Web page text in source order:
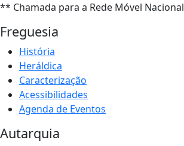
** Chamada para a Rede Móvel Nacional
Freguesia
História
Heráldica
Caracterização
Acessibilidades
Agenda de Eventos
Autarquia